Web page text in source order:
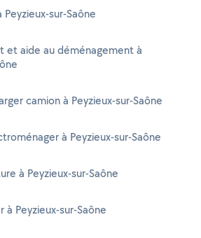
sur-Saône
et aide au déménagement à
camion à Peyzieux-sur-Saône
à Peyzieux-sur-Saône
à Peyzieux-sur-Saône
Peyzieux-sur-Saône